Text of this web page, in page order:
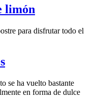
limón
para disfrutar todo el
se ha vuelto bastante
en forma de dulce